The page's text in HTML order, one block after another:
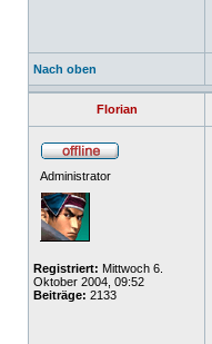
Nach oben
Florian
Administrator
Registriert: Mittwoch 6.
Oktober 2004, 09:52
Beiträge: 2133